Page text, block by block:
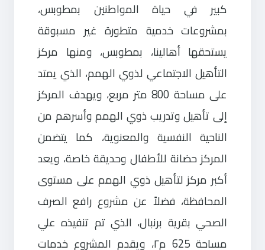
كبير في حياة المواطنين بمطوبس،
بمشروعات خدمية متطورة غير مسبوقة
يستحقها أهالينا، بمطوبس، ومنها مركز
التأهيل الاجتماعي لذوي الهمم، الذي يمتد
على مساحة 800 متر مربع، ويهدف المركز
إلى تأهيل وتدريب ذوي الهمم وأسرهم من
الناحية النفسية والمعنوية، كما يتضمن
المركز حضانة للأطفال وحديقة خاصة، ويعد
أكبر مركز لتأهيل ذوي الهمم على مستوى
المحافظة، فضلاً عن مشروع رافع الصرف
الصحي بقرية برنبال، الذي تم تنفيذه علي
مساحة 625 م٢، ويقدم المشروع خدمات